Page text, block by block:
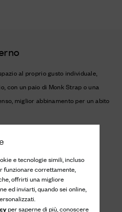
e tecnologie simili, incluso
funzionare correttamente,
offrirti una migliore
ed inviarti, quando sei online,
per saperne di più, conoscere
al proprio gusto individuale,
con un paio di Monk Strap o una
miglior abbinamento per un abito